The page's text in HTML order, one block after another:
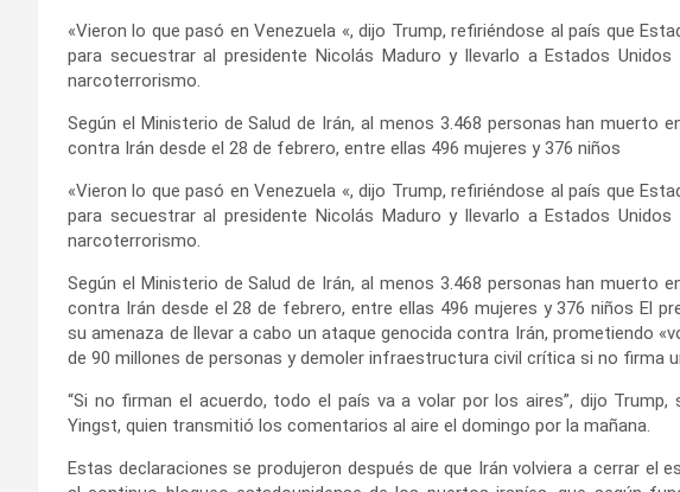
«Vieron lo que pasó en Venezuela «, dijo Trump, refiriéndose al país que
para secuestrar al presidente Nicolás Maduro y llevarlo a Estados
narcoterrorismo.
Según el Ministerio de Salud de Irán, al menos 3.468 personas han muerto
contra Irán desde el 28 de febrero, entre ellas 496 mujeres y 376 niños
«Vieron lo que pasó en Venezuela «, dijo Trump, refiriéndose al país que
para secuestrar al presidente Nicolás Maduro y llevarlo a Estados
narcoterrorismo.
Según el Ministerio de Salud de Irán, al menos 3.468 personas han muerto
contra Irán desde el 28 de febrero, entre ellas 496 mujeres y 376 niños El
su amenaza de llevar a cabo un ataque genocida contra Irán, prometiendo
de 90 millones de personas y demoler infraestructura civil crítica si no firma
“Si no firman el acuerdo, todo el país va a volar por los aires”, dijo Trump,
Yingst, quien transmitió los comentarios al aire el domingo por la mañana.
Estas declaraciones se produjeron después de que Irán volviera a cerrar el